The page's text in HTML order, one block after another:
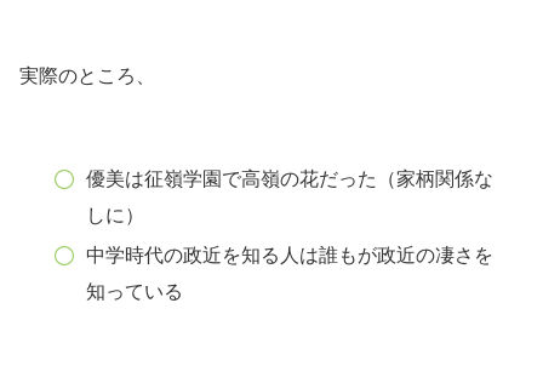
実際のところ、
優美は征嶺学園で高嶺の花だった（家柄関係な
しに）
中学時代の政近を知る人は誰もが政近の凄さを
知っている